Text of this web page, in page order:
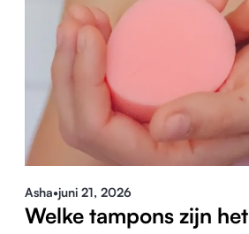
Asha•juni 21, 2026
Welke tampons zijn